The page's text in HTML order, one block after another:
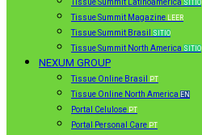
Tissue Summit Latinoamérica SITIO
Tissue Summit Magazine LEER
Tissue Summit Brasil SITIO
Tissue Summit North America SITIO
NEXUM GROUP
Tissue Online Brasil PT
Tissue Online North America EN
Portal Celulose PT
Portal Personal Care PT